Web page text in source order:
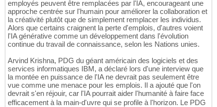
employés peuvent être remplacées par l'IA, encourageant une
approche centrée sur l'humain pour améliorer la collaboration et
la créativité plutôt que de simplement remplacer les individus.
Alors que certains craignent la perte d'emplois, d'autres voient
l'IA générative comme un développement dans l'évolution
continue du travail de connaissance, selon les Nations unies.
Arvind Krishna, PDG du géant américain des logiciels et des
services informatiques IBM, a déclaré lors d'une interview que
la montée en puissance de l'IA ne devrait pas seulement être
vue comme une menace pour les emplois. Il a ajouté que l'on
devrait s'en réjouir, car l'IA pourrait aider l'humanité à faire face
efficacement à la main-d'uvre qui se profile à l'horizon. Le PDG